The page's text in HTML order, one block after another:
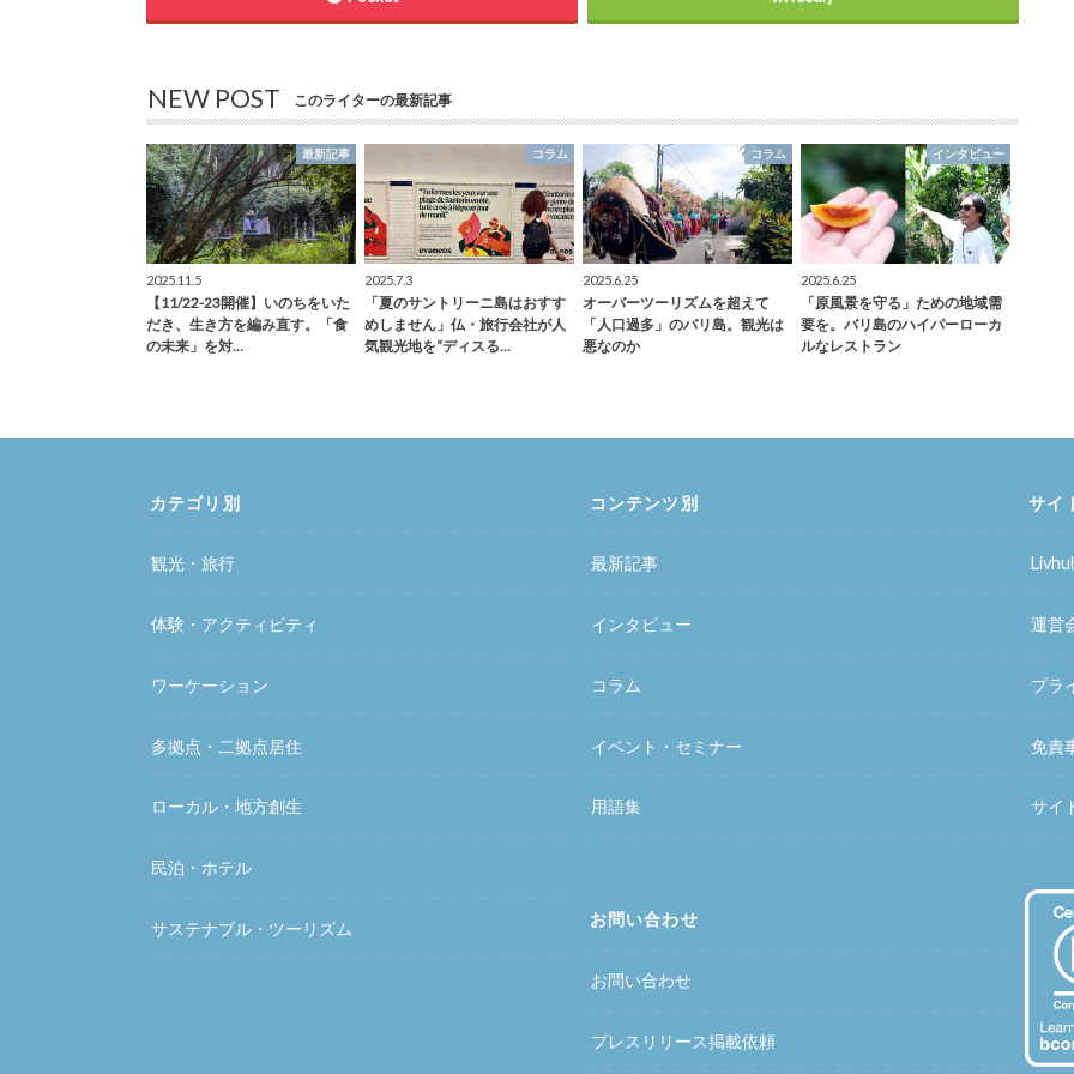
NEW POST このライターの最新記事
最新記事
2025.11.5
【11/22-23開催】いのちをいた
だき、生き方を編み直す。「食
の未来」を対…
コラム
2025.7.3
「夏のサントリーニ島はおすす
めしません」仏・旅行会社が人
気観光地を“ディスる…
コラム
2025.6.25
オーバーツーリズムを超えて
「人口過多」のバリ島。観光は
悪なのか
インタビュー
2025.6.25
「原風景を守る」ための地域需
要を。バリ島のハイパーローカ
ルなレストラン
カテゴリ別
観光・旅行
体験・アクティビティ
ワーケーション
多拠点・二拠点居住
ローカル・地方創生
民泊・ホテル
サステナブル・ツーリズム
コンテンツ別
最新記事
インタビュー
コラム
イベント・セミナー
用語集
お問い合わせ
お問い合わせ
プレスリリース掲載依頼
サイ
運営
プラ
免責
サイ